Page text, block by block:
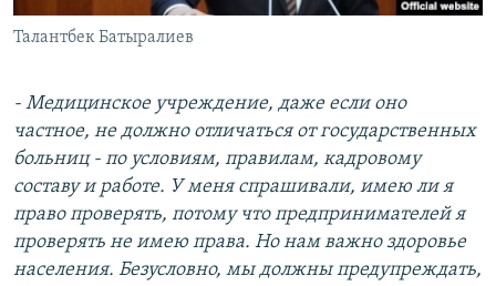
Талантбек Батыралиев
- Медицинское учреждение, даже если оно
частное, не должно отличаться от государственных
больниц - по условиям, правилам, кадровому
составу и работе. У меня спрашивали, имею ли я
право проверять, потому что предпринимателей я
проверять не имею права. Но нам важно здоровье
населения. Безусловно, мы должны предупреждать,